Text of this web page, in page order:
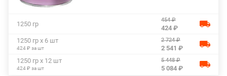
1250 гр
454 ₽
424 ₽
1250 гр х 6 шт
424 ₽ за шт
2 724 ₽
2 541 ₽
1250 гр х 12 шт
424 ₽ за шт
5 448 ₽
5 084 ₽